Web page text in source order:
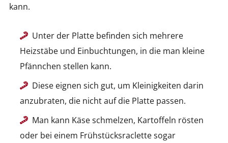
kann.
Unter der Platte befinden sich mehrere
Heizstäbe und Einbuchtungen, in die man kleine
Pfännchen stellen kann.
Diese eignen sich gut, um Kleinigkeiten darin
anzubraten, die nicht auf die Platte passen.
Man kann Käse schmelzen, Kartoffeln rösten
oder bei einem Frühstücksraclette sogar